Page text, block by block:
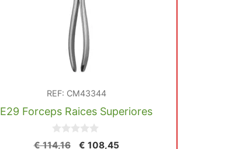
REF: CM43344
E29 Forceps Raices Superiores
0
€114,16
El
€ 108,45El